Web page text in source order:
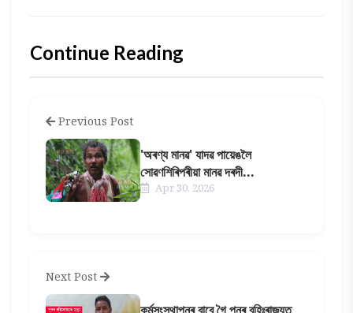
Continue Reading
Previous Post
'অৰণ্য মানৱ' যাদৱ পায়েঙলৈ
সোৱণশিৰিপৰীয়া মানৱ দৰদী...
Apr 30, 2026
Next Post
কৰ্মসংস্থাপনৰ বাবে গৈ পুনৰ বহিঃৰাজ্যত